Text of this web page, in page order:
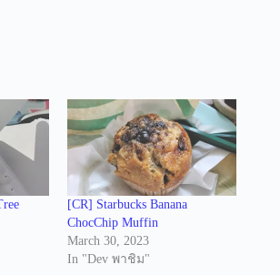
[CR] Starbucks Banana
ChocChip Muffin
March 30, 2023
In "Dev พาชิม"